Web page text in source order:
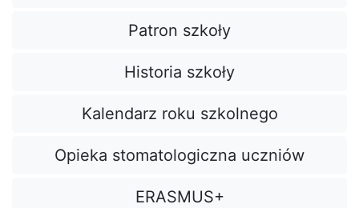
Patron szkoły
Historia szkoły
Kalendarz roku szkolnego
Opieka stomatologiczna uczniów
ERASMUS+